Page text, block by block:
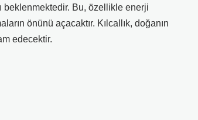
beklenmektedir. Bu, özellikle enerji
önünü açacaktır. Kılcallık, doğanın
edecektir.